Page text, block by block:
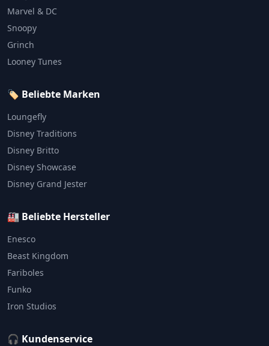
Marvel & DC
Snoopy
Grinch
Looney Tunes
🏷️ Beliebte Marken
Loungefly
Disney Traditions
Disney Britto
Disney Showcase
Disney Grand Jester
🏭 Beliebte Hersteller
Enesco
Beast Kingdom
Fariboles
Funko
Iron Studios
🎧 Kundenservice